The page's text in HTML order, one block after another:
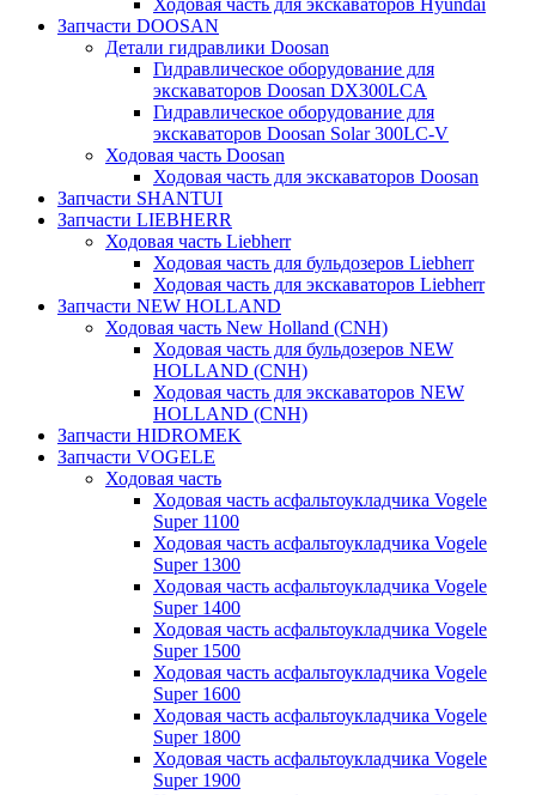
Ходовая часть для экскаваторов Hyundai
Запчасти DOOSAN
Детали гидравлики Doosan
Гидравлическое оборудование для
экскаваторов Doosan DX300LCA
Гидравлическое оборудование для
экскаваторов Doosan Solar 300LC-V
Ходовая часть Doosan
Ходовая часть для экскаваторов Doosan
Запчасти SHANTUI
Запчасти LIEBHERR
Ходовая часть Liebherr
Ходовая часть для бульдозеров Liebherr
Ходовая часть для экскаваторов Liebherr
Запчасти NEW HOLLAND
Ходовая часть New Holland (CNH)
Ходовая часть для бульдозеров NEW
HOLLAND (CNH)
Ходовая часть для экскаваторов NEW
HOLLAND (CNH)
Запчасти HIDROMEK
Запчасти VOGELE
Ходовая часть
Ходовая часть асфальтоукладчика Vogele
Super 1100
Ходовая часть асфальтоукладчика Vogele
Super 1300
Ходовая часть асфальтоукладчика Vogele
Super 1400
Ходовая часть асфальтоукладчика Vogele
Super 1500
Ходовая часть асфальтоукладчика Vogele
Super 1600
Ходовая часть асфальтоукладчика Vogele
Super 1800
Ходовая часть асфальтоукладчика Vogele
Super 1900